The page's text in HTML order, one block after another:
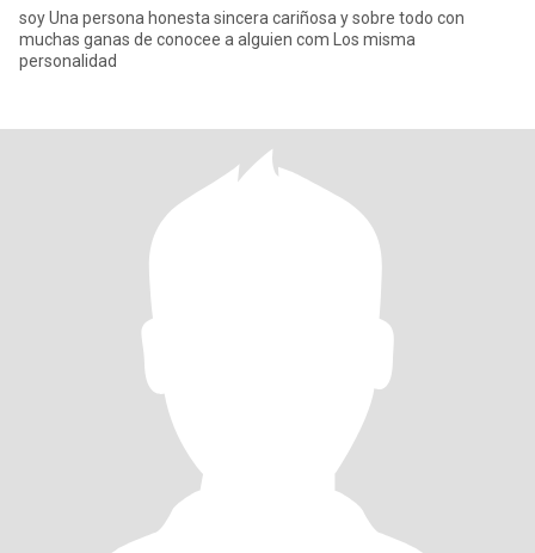
soy Una persona honesta sincera cariñosa y sobre todo con
muchas ganas de conocee a alguien com Los misma
personalidad